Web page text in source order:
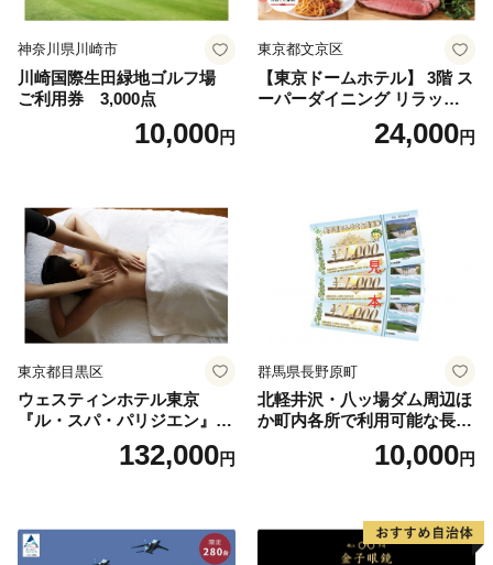
神奈川県川崎市
川崎国際生田緑地ゴルフ場
ご利用券 3,000点
10,000円
東京都文京区
【東京ドームホテル】 3階 ス
ーパーダイニング リラッサ
ランチブッフェ お食事券 大
人1名様分 関東 東京 ご利用
24,000円
東京都目黒区
ウェスティンホテル東京
『ル・スパ・パリジエン』選
べるボディセラピー90分/1名
132,000円
群馬県長野原町
北軽井沢・八ッ場ダム周辺ほ
か町内各所で利用可能な長野
原町ふるさと感謝券（3,000
円分）【トラベル 観光 旅行
10,000円